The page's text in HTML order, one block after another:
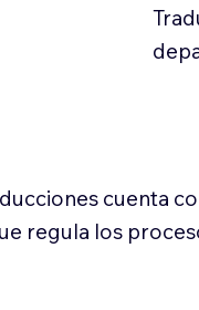
cuenta
regula los